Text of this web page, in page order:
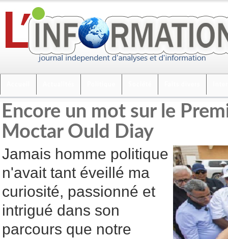
Encore un mot sur le
Moctar Ould Diay
Jamais homme politique
n'avait tant éveillé ma
curiosité, passionné et
intrigué dans son
parcours que notre